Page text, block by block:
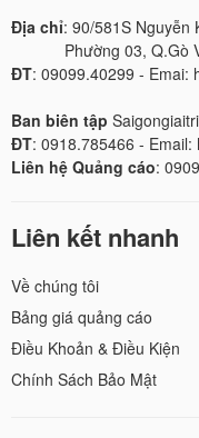
Địa chỉ: 90/581S Nguyễn
Phường 03, Q.Gò
ĐT: 09099.40299 - Emai:
Ban biên tập
ĐT: 0918.785466 -
Liên hệ Quảng cáo:
Liên kết nhanh
Về chúng tôi
Bảng giá quảng cáo
Điều Khoản & Điều Kiện
Chính Sách Bảo Mật